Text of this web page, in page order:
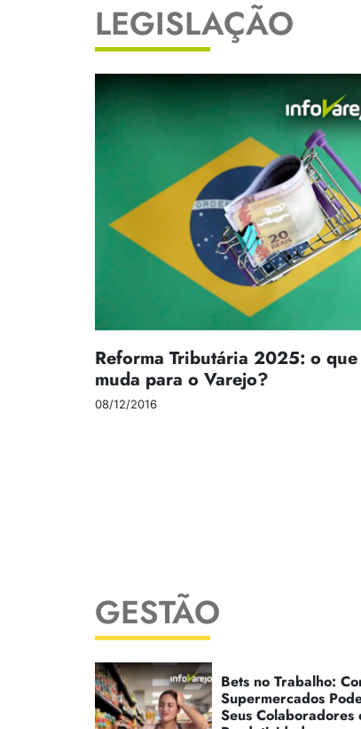
LEGISLAÇÃO
Reforma Tributária 2025: o que
muda para o Varejo?
08/12/2016
GESTÃO
Bets no Trabalho:
Supermercados
Seus Colaboradores